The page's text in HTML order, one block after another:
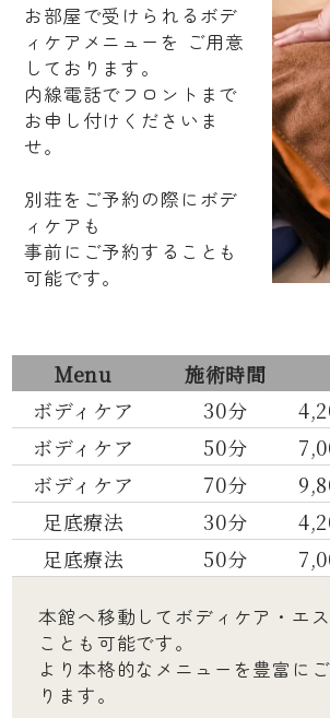
お部屋で受けられるボデ
ィケアメニューを ご用意
しております。
内線電話でフロントまで
お申し付けくださいま
せ。
別荘をご予約の際にボデ
ィケアも
事前にご予約することも
可能です。
Menu 施術時間
ボディケア
30分
ボディケア
50分
ボディケア
70分
足底療法
30分
足底療法
50分
本館へ移動してボディケア・エ
ことも可能です。
より本格的なメニューを豊富に
ります。